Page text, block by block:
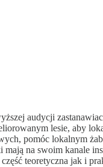
audycji
lesie, aby
pomóc lokalnym
mają na swoim kanale
teoretyczna jak i